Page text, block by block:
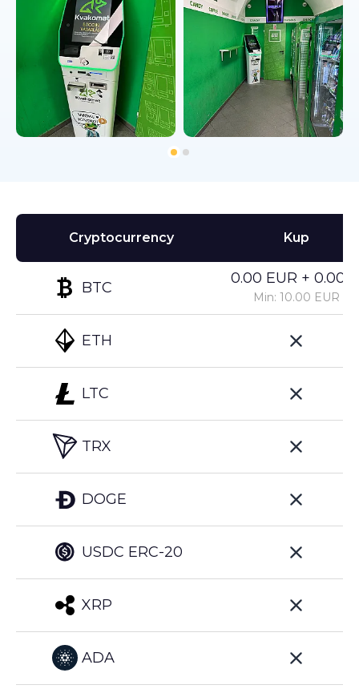
Cryptocurrency
BTC
ETH
LTC
TRX
DOGE
USDC ERC-20
XRP
ADA
Kup
0.00 EUR +
Min: 10.00 EUR